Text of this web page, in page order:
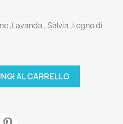
,Lavanda , Salvia ,Legno di
AL CARRELLO